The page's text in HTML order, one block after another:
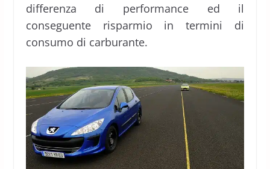
differenza di performance ed il
conseguente risparmio in termini di
consumo di carburante.